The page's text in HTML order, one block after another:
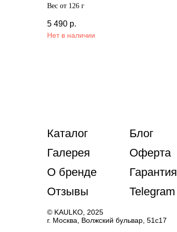
Вес от 126 г
5 490 р.
Нет в наличии
Каталог
Оферта
Telegram
© KAULKO, 2025
г. Москва, Волжский бульвар, 51с17
Галерея
Отзывы
Гарантия
Блог
О бренде